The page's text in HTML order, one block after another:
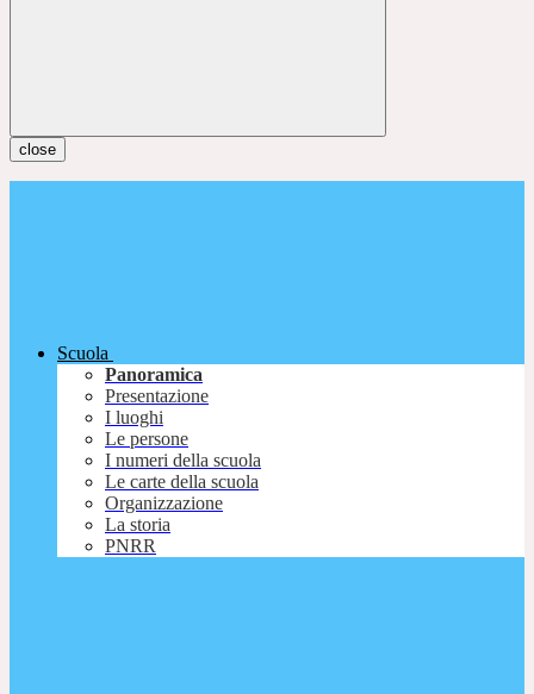
close
Scuola
Panoramica
Presentazione
I luoghi
Le persone
I numeri della scuola
Le carte della scuola
Organizzazione
La storia
PNRR